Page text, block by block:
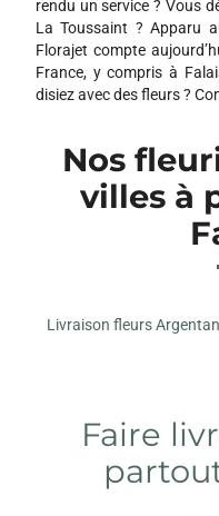
rendu un service ? Vous
La Toussaint ? Apparu
Florajet compte
France, y compris à
disiez avec des fleurs ?
Nos
villes à
Livraison fleurs Argentan
Faire